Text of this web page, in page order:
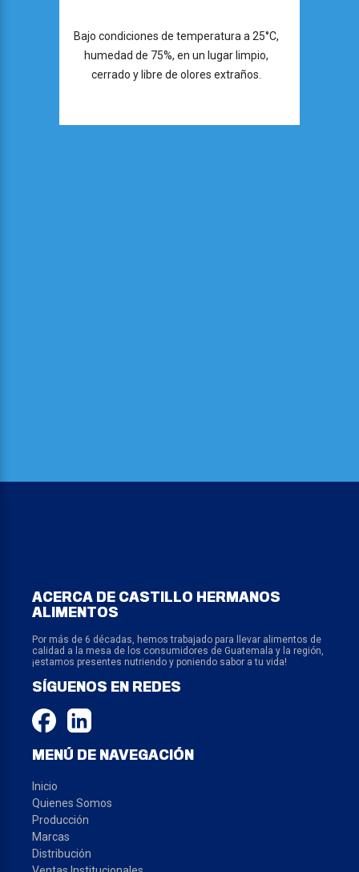
Bajo condiciones de temperatura a 25°C,
humedad de 75%, en un lugar limpio,
cerrado y libre de olores extraños.
ACERCA DE CASTILLO HERMANOS
ALIMENTOS
Por más de 6 décadas, hemos trabajado para llevar alimentos de
calidad a la mesa de los consumidores de Guatemala y la región,
¡estamos presentes nutriendo y poniendo sabor a tu vida!
SÍGUENOS EN REDES
MENÚ DE NAVEGACIÓN
Inicio
Quienes Somos
Producción
Marcas
Distribución